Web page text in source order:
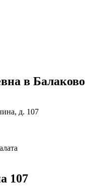
в Балаково
д. 107
107